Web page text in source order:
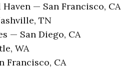
— San Francisco, CA
TN
— San Diego, CA
WA
Francisco, CA